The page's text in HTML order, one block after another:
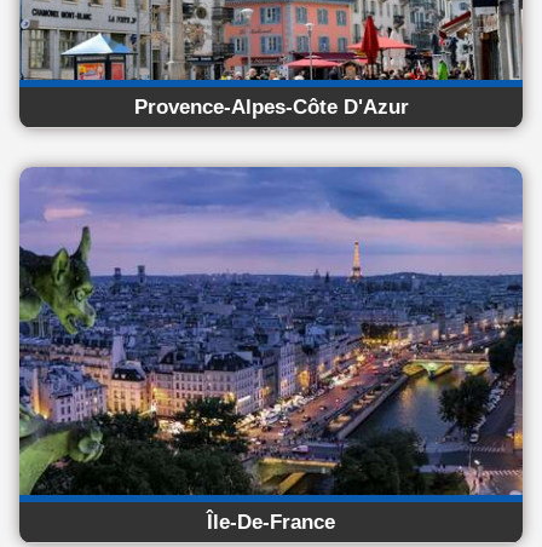
Provence-Alpes-Côte D'Azur
Île-De-France